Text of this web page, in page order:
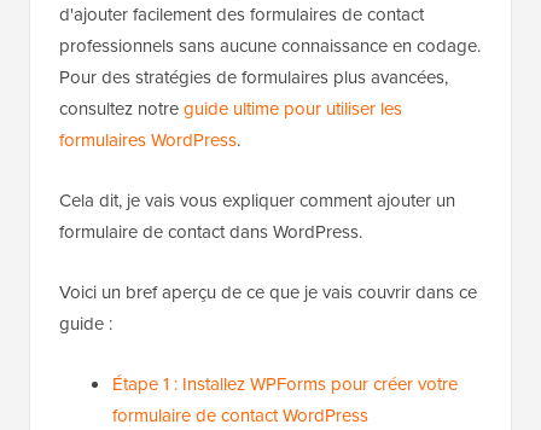
d'ajouter facilement des formulaires de contact
professionnels sans aucune connaissance en codage.
Pour des stratégies de formulaires plus avancées,
consultez notreguide ultime pour utiliser les
formulaires WordPress.
Cela dit, je vais vous expliquer comment ajouter un
formulaire de contact dans WordPress.
Voici un bref aperçu de ce que je vais couvrir dans ce
guide :
Étape 1 : Installez WPForms pour créer votre
formulaire de contact WordPress